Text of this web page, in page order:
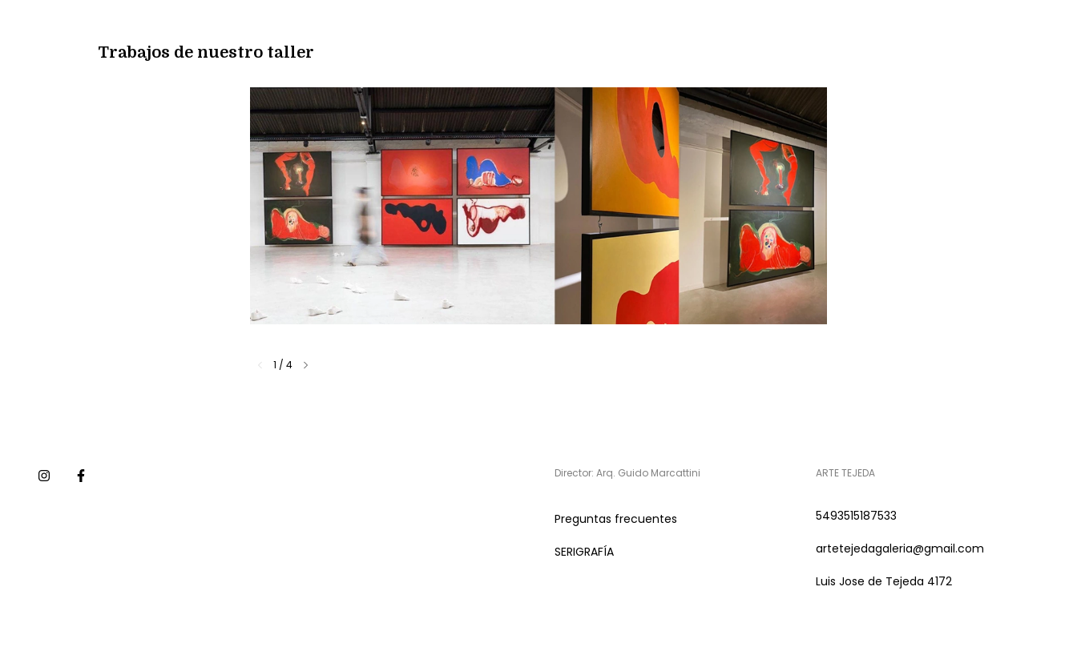
Trabajos de nuestro taller
1 / 4
Director: Arq. Guido Marcattini
Preguntas frecuentes
SERIGRAFÍA
ARTE TEJEDA
5493515187533
artetejedagaleria@gmail.com
Luis Jose de Tejeda 4172